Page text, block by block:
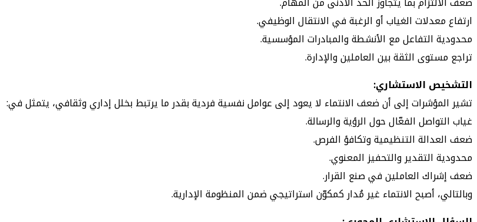
ارتفاع معدلات الغياب أو الرغبة في الانتقال الوظيفي.
محدودية التفاعل مع الأنشطة والمبادرات المؤسسية.
تراجع مستوى الثقة بين العاملين والإدارة.
التشخيص الاستشاري:
تشير المؤشرات إلى أن ضعف الانتماء لا يعود إلى عوامل نفسية فردية بقدر ما يرتبط بخلل إداري وثقافي، يتمثل في:
غياب التواصل الفعّال حول الرؤية والرسالة.
ضعف العدالة التنظيمية وتكافؤ الفرص.
محدودية التقدير والتحفيز المعنوي.
ضعف إشراك العاملين في صنع القرار.
وبالتالي، أصبح الانتماء غير مُدار كمكوّن استراتيجي ضمن المنظومة الإدارية.